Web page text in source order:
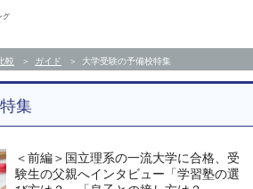
グ
較 ガイド 大学受験の予備校特集
集
＜前編＞国立理系の一流大学に合格、受
験生の父親へインタビュー「学習塾の選